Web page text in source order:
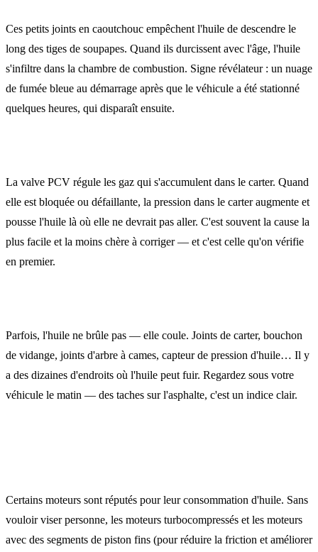
Ces petits joints en caoutchouc empêchent l'huile de descendre le
long des tiges de soupapes. Quand ils durcissent avec l'âge, l'huile
s'infiltre dans la chambre de combustion. Signe révélateur : un nuage
de fumée bleue au démarrage après que le véhicule a été stationné
quelques heures, qui disparaît ensuite.
La valve PCV régule les gaz qui s'accumulent dans le carter. Quand
elle est bloquée ou défaillante, la pression dans le carter augmente et
pousse l'huile là où elle ne devrait pas aller. C'est souvent la cause la
plus facile et la moins chère à corriger — et c'est celle qu'on vérifie
en premier.
Parfois, l'huile ne brûle pas — elle coule. Joints de carter, bouchon
de vidange, joints d'arbre à cames, capteur de pression d'huile… Il y
a des dizaines d'endroits où l'huile peut fuir. Regardez sous votre
véhicule le matin — des taches sur l'asphalte, c'est un indice clair.
Certains moteurs sont réputés pour leur consommation d'huile. Sans
vouloir viser personne, les moteurs turbocompressés et les moteurs
avec des segments de piston fins (pour réduire la friction et améliorer